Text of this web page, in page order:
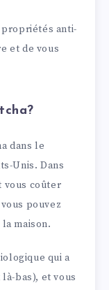
propriétés anti-
et de vous
dans le
Unis. Dans
vous coûter
pouvez
maison.
qui a
bas), et vous